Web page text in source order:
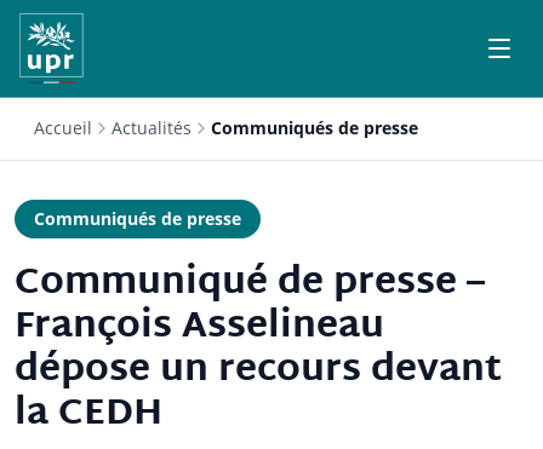
Accueil Actualités Communiqués de presse
Communiqués de presse
Communiqué de presse –
François Asselineau
dépose un recours devant
la CEDH